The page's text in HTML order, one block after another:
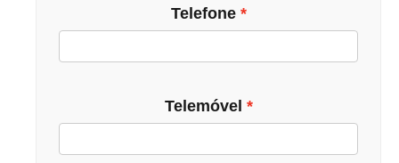
Telefone
Telemóvel